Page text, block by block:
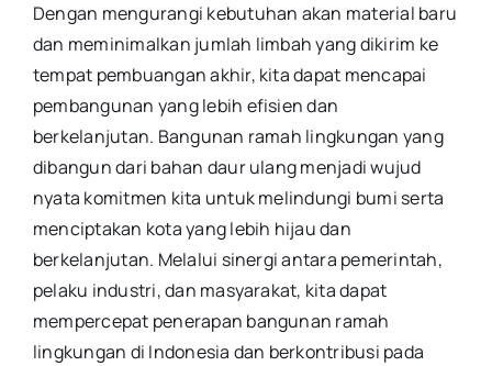
Dengan mengurangi kebutuhan akan material baru
dan meminimalkan jumlah limbah yang dikirim ke
tempat pembuangan akhir, kita dapat mencapai
pembangunan yang lebih efisien dan
berkelanjutan. Bangunan ramah lingkungan yang
dibangun dari bahan daur ulang menjadi wujud
nyata komitmen kita untuk melindungi bumi serta
menciptakan kota yang lebih hijau dan
berkelanjutan. Melalui sinergi antara pemerintah,
pelaku industri, dan masyarakat, kita dapat
mempercepat penerapan bangunan ramah
lingkungan di Indonesia dan berkontribusi pada